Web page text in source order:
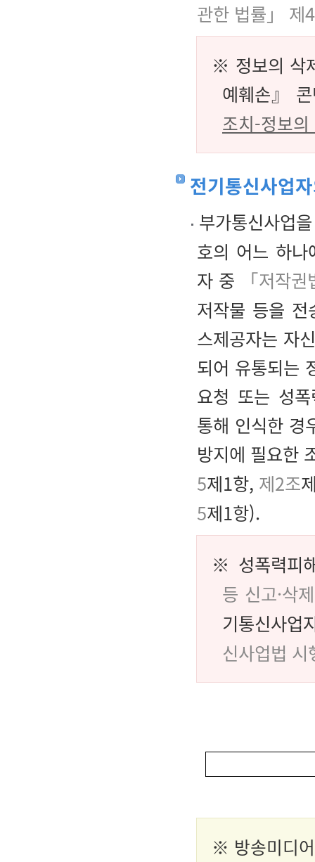
관한 법률」 제
※ 정보의 삭
예훼손』
조치-정보
전기통신사업
부가통신사업
호의 어느 하나
자 중
「저작
저작물 등을 전
스제공자는 자
되어 유통되는
요청 또는 성
통해 인식한 경
방지에 필요한
5제1항, 제2조
5제1항).
※ 성폭력피
등 신고·삭
기통신사업
신사업법
※ 방송미디